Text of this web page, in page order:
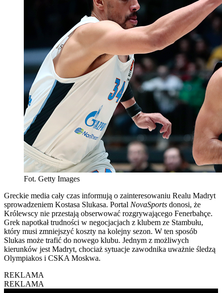
Fot. Getty Images
Greckie media cały czas informują o zainteresowaniu Realu Madryt
sprowadzeniem Kostasa Slukasa. Portal NovaSports donosi, że
Królewscy nie przestają obserwować rozgrywającego Fenerbahçe.
Grek napotkał trudności w negocjacjach z klubem ze Stambułu,
który musi zmniejszyć koszty na kolejny sezon. W ten sposób
Slukas może trafić do nowego klubu. Jednym z możliwych
kierunków jest Madryt, chociaż sytuacje zawodnika uważnie śledzą
Olympiakos i CSKA Moskwa.
REKLAMA
REKLAMA